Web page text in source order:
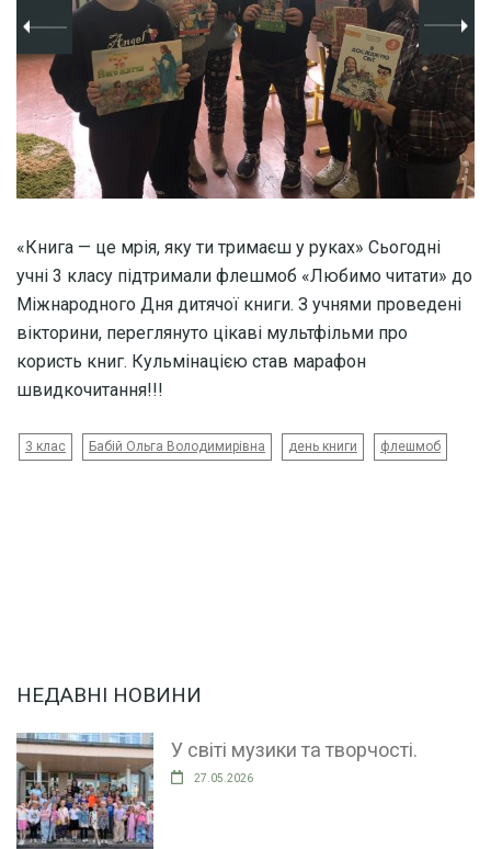
«Книга — це мрія, яку ти тримаєш у руках» Сьогодні
учні 3 класу підтримали флешмоб «Любимо читати» до
Міжнародного Дня дитячої книги. З учнями проведені
вікторини, переглянуто цікаві мультфільми про
користь книг. Кульмінацією став марафон
швидкочитання!!!
3 клас Бабій Ольга Володимирівна день книги флешмоб
НЕДАВНІ НОВИНИ
У світі музики та творчості.
27.05.2026